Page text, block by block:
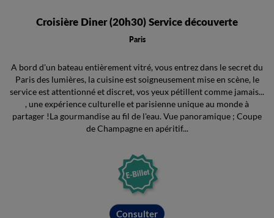
Croisière Diner (20h30) Service découverte
Paris
A bord d'un bateau entièrement vitré, vous entrez dans le secret du
Paris des lumières, la cuisine est soigneusement mise en scène, le
service est attentionné et discret, vos yeux pétillent comme jamais...
, une expérience culturelle et parisienne unique au monde à
partager !La gourmandise au fil de l'eau. Vue panoramique ; Coupe
de Champagne en apéritif...
Consulter